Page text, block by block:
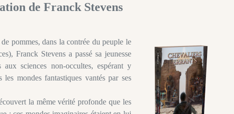
de Franck Stevens
pommes, dans la contrée du peuple le
Franck Stevens a passé sa jeunesse
aux sciences non-occultes, espérant y
mondes fantastiques vantés par ses
la même vérité profonde que les